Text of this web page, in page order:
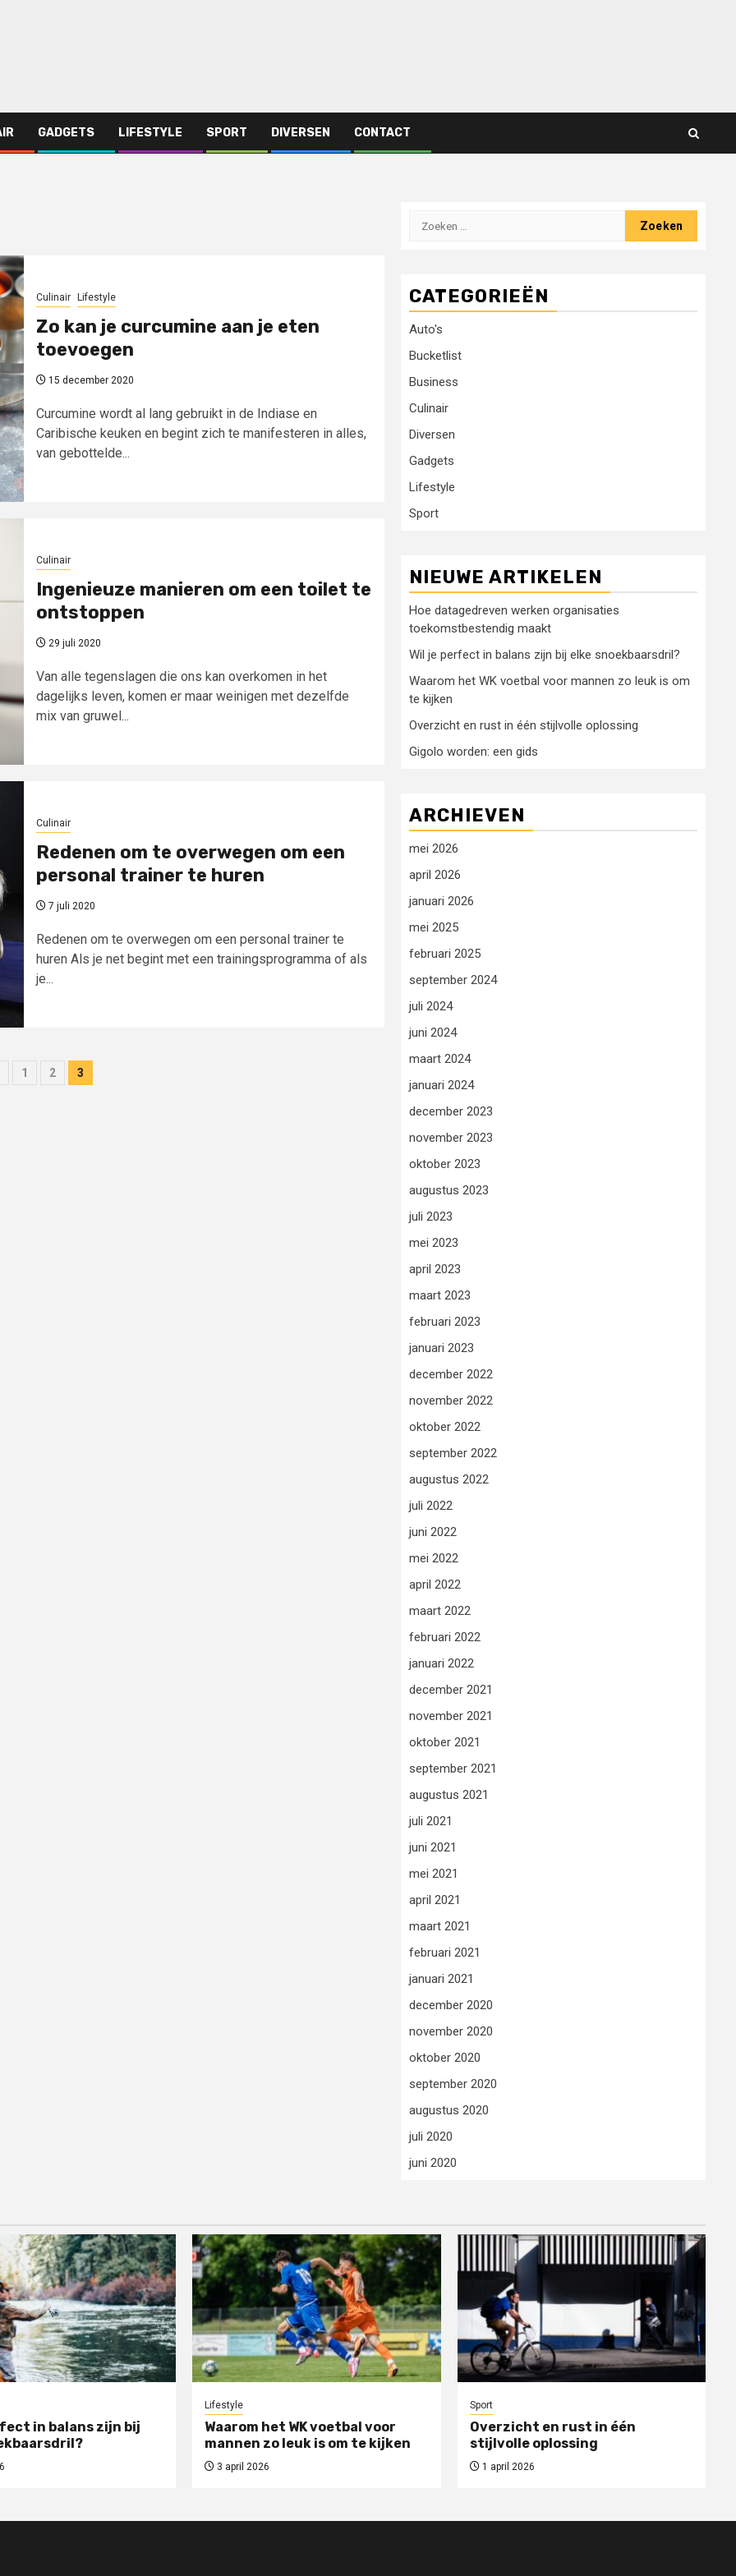
GADGETS LIFESTYLE SPORT DIVERSEN CONTACT
Culinair Lifestyle
Zo kan je curcumine aan je eten
toevoegen
15 december 2020
Curcumine wordt al lang gebruikt in de Indiase en
Caribische keuken en begint zich te manifesteren in alles,
van gebottelde...
Culinair
Ingenieuze manieren om een toilet te
ontstoppen
29 juli 2020
Van alle tegenslagen die ons kan overkomen in het
dagelijks leven, komen er maar weinigen met dezelfde
mix van gruwel...
Culinair
Redenen om te overwegen om een
personal trainer te huren
7 juli 2020
Redenen om te overwegen om een personal trainer te
huren Als je net begint met een trainingsprogramma of als
je...
1 2 3
Zoeken
CATEGORIEËN
Auto's
Bucketlist
Business
Culinair
Diversen
Gadgets
Lifestyle
Sport
NIEUWE ARTIKELEN
Hoe datagedreven werken organisaties
toekomstbestendig maakt
Wil je perfect in balans zijn bij elke snoekbaarsdril?
Waarom het WK voetbal voor mannen zo leuk is om
te kijken
Overzicht en rust in één stijlvolle oplossing
Gigolo worden: een gids
ARCHIEVEN
mei 2026
april 2026
januari 2026
mei 2025
februari 2025
september 2024
juli 2024
juni 2024
maart 2024
januari 2024
december 2023
november 2023
oktober 2023
augustus 2023
juli 2023
mei 2023
april 2023
maart 2023
februari 2023
januari 2023
december 2022
november 2022
oktober 2022
september 2022
augustus 2022
juli 2022
juni 2022
mei 2022
april 2022
maart 2022
februari 2022
januari 2022
december 2021
november 2021
oktober 2021
september 2021
augustus 2021
juli 2021
juni 2021
mei 2021
april 2021
maart 2021
februari 2021
januari 2021
december 2020
november 2020
oktober 2020
september 2020
augustus 2020
juli 2020
juni 2020
in balans zijn bij
Lifestyle
Waarom het WK voetbal voor
mannen zo leuk is om te kijken
3 april 2026
Sport
Overzicht en rust in één
stijlvolle oplossing
1 april 2026